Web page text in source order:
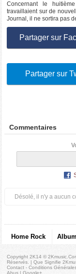
Concernant le
travaillaient sur de
Journal, il ne sortira pas
Partager sur
Partager sur
Commentaires
Désolé, il n'y a aucun
Home Rock
Copyright 2K14 ©
Réservés . |Que Signifie
Contact - Conditions
Abus |Google+